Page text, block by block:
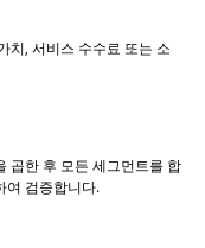
치, 서비스 수수료 또는 소
곱한 후 모든 세그먼트를 합
여 검증합니다.